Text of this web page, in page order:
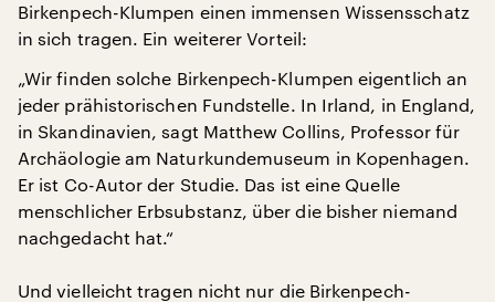
Birkenpech-Klumpen einen immensen Wissensschatz
in sich tragen. Ein weiterer Vorteil:
„Wir finden solche Birkenpech-Klumpen eigentlich an
jeder prähistorischen Fundstelle. In Irland, in England,
in Skandinavien, sagt Matthew Collins, Professor für
Archäologie am Naturkundemuseum in Kopenhagen.
Er ist Co-Autor der Studie. Das ist eine Quelle
menschlicher Erbsubstanz, über die bisher niemand
nachgedacht hat.“
Und vielleicht tragen nicht nur die Birkenpech-